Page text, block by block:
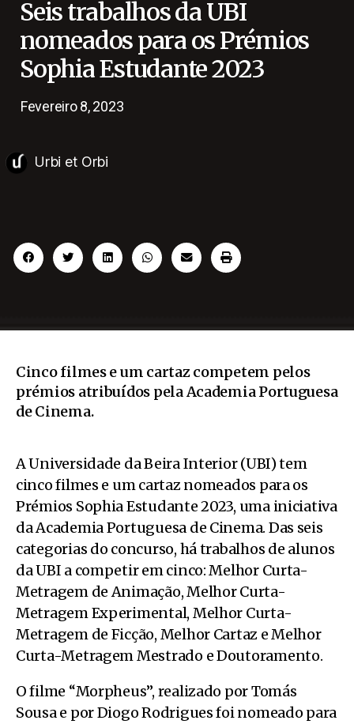
Seis trabalhos da UBI
nomeados para os Prémios
Sophia Estudante 2023
Fevereiro 8, 2023
Urbi et Orbi
Cinco filmes e um cartaz competem pelos
prémios atribuídos pela Academia Portuguesa
de Cinema.
A Universidade da Beira Interior (UBI) tem
cinco filmes e um cartaz nomeados para os
Prémios Sophia Estudante 2023, uma iniciativa
da Academia Portuguesa de Cinema. Das seis
categorias do concurso, há trabalhos de alunos
da UBI a competir em cinco: Melhor Curta-
Metragem de Animação, Melhor Curta-
Metragem Experimental, Melhor Curta-
Metragem de Ficção, Melhor Cartaz e Melhor
Curta-Metragem Mestrado e Doutoramento.
O filme “Morpheus”, realizado por Tomás
Sousa e por Diogo Rodrigues foi nomeado para